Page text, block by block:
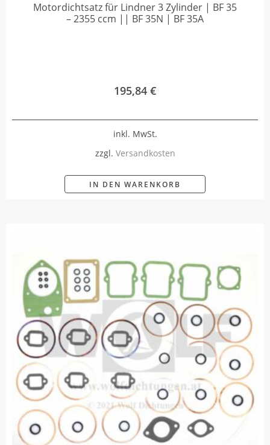
Motordichtsatz für Lindner 3 Zylinder | BF 35
– 2355 ccm || BF 35N | BF 35A
195,84 €
inkl. MwSt.
zzgl. Versandkosten
IN DEN WARENKORB